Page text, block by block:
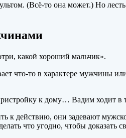
(Всё-то она может.) Но
какой хороший мальчик».
что-то в характере мужчины
к дому… Вадим ходит
к действию, они задевают
что угодно, чтобы доказать